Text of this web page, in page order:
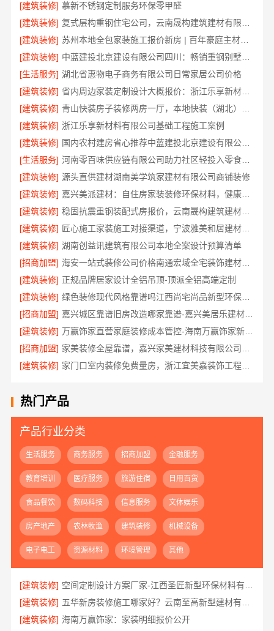
[建筑装修] 慕新不锈钢定制服务环保零甲醛
[建筑装修]
[建筑装修]
苏州本地全包家装施工报价新房 | 百年豪庭主材直供
[建筑装修]
中蓝建投北京建设有限公司四川：畅销重钢别墅局部改造专家
[生活服务] 湖北省惠物电子商务有限公司日常家居公司价格
[建筑装修]
省内周边家装定制设计大概报价：浙江乐享新材料有限公司区域覆盖
[建筑装修]
[建筑装修] 浙江乐享新材料有限公司基础工程施工案例
[建筑装修]
国内农村建房省心推荐中蓝建投北京建设有限公司四川
[生活服务]
河南零百味供应链有限公司助力社区轻投入零食低风险
[建筑装修] 源头直供建材湖南美学筑家建材有限公司商铺装修
[建筑装修]
嘉兴美派建材：自住房家装装修环保材料，健康居家首选
[建筑装修]
稳固抗震重钢装配式房报价，云南晟构建筑建材有限公司
[建筑装修]
匠心施工家装施工对接渠道，宁波雅美和居建材科技有限公司
[建筑装修] 湖南创益讯建筑有限公司本地全案设计预算清单
[招商加盟]
海安一站式装修公司价格南通宏域全宅装饰建材有限公司
[建筑装修] 正规品牌居家设计全铝吊顶-顶派全铝高端定制
[建筑装修]
绿色装修现代风格靠谱吗江西尚宅尚品新型环保材料有限公司
[招商加盟]
嘉兴城区靠谱旧房改造哪家靠谱-嘉兴美居乐建材科技有限公司
[建筑装修]
万赢饰家直营家庭装修成本管控-海南万赢饰家新型建筑材料有限公司
[招商加盟]
[建筑装修]
家门口室内装修免费量房，浙江宜美嘉装饰工程有限公司诚邀体验
热门产品
产品行业分类
生活服务 商务服务 招商加盟 金融服务
教育培训 医疗服务 旅游住宿 日用百货
食品餐饮 数码科技 信息服务 文体娱乐
房产地产 农林牧渔 建筑装修 机械设备
电子电工 资源材料 环境管理 其他
[建筑装修]
[建筑装修]
[建筑装修] 海南万赢饰家：家装明细报价公开